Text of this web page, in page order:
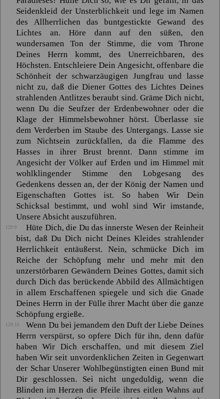
Seidenkleid der Unsterblichkeit und lege im Namen
des Allherrlichen das buntgestickte Gewand des
Lichtes an. Höre dann auf den süßen, den
wundersamen Ton der Stimme, die vom Throne
Deines Herrn kommt, des Unerreichbaren, des
Höchsten. Entschleiere Dein Angesicht, offenbare die
Schönheit der schwarzäugigen Jungfrau und lasse
nicht zu, daß die Diener Gottes des Lichtes Deines
strahlenden Antlitzes beraubt sind. Gräme Dich nicht,
wenn Du die Seufzer der Erdenbewohner oder die
Klage der Himmelsbewohner hörst. Überlasse sie
dem Verderben im Staube des Untergangs. Lasse sie
zum Nichtsein zurückfallen, da die Flamme des
Hasses in ihrer Brust brennt. Dann stimme im
Angesicht der Völker auf Erden und im Himmel mit
wohlklingender Stimme den Lobgesang des
Gedenkens dessen an, der der König der Namen und
Eigenschaften Gottes ist. So haben Wir Dein
Schicksal bestimmt, und wohl sind Wir imstande,
Unsere Absicht auszuführen.
129:9
Hüte Dich, die Du das innerste Wesen der Reinheit
bist, daß Du Dich nicht Deines Kleides strahlender
Herrlichkeit entäußerst. Nein, schmücke Dich im
Reiche der Schöpfung mehr und mehr mit den
unzerstörbaren Gewändern Deines Gottes, damit sich
durch Dich das berückende Abbild des Allmächtigen
in allem Erschaffenen spiegele und sich die Gnade
Deines Herrn in der Fülle ihrer Macht über die ganze
Schöpfung ergieße.
129:10
Wenn Du bei jemandem den Duft der Liebe Deines
Herrn verspürst, so opfere Dich für ihn, denn dafür
haben Wir Dich erschaffen, und mit diesem Ziel
haben Wir seit unvordenklichen Zeiten in Gegenwart
der Schar Unserer Wohlbegünstigten einen Bund mit
Dir geschlossen. Sei nicht ungeduldig, wenn die
Blinden im Herzen die Pfeile ihres eitlen Wahns auf